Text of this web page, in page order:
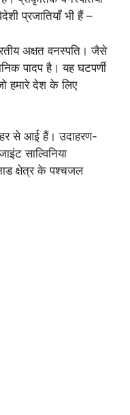
प्रजातियाँ भी हैं –
अक्षत वनस्पति। जैसे
पादप है। यह घटपर्णी
हमारे देश के लिए
से आई हैं। उदाहरण-
साल्विनिया
क्षेत्र के पश्चजल